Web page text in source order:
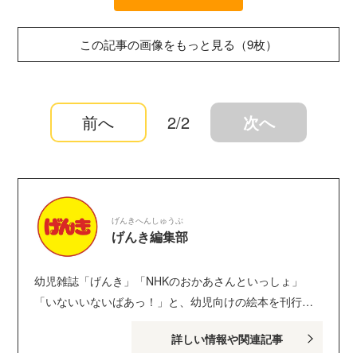
この記事の画像をもっと見る（9枚）
前へ 2/2 次へ
げんきへんしゅうぶ
げんき編集部
幼児雑誌「げんき」「NHKのおかあさんといっしょ」
「いないいないばあっ！」と、幼児向けの絵本を刊行し
のお子さんがいるパパ・ママを中心に、おもしろくて役
詳しい情報や関連記事